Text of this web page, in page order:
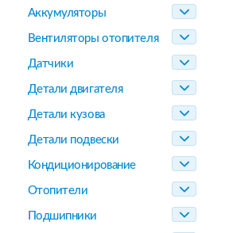
Аккумуляторы
Вентиляторы отопителя
Датчики
Детали двигателя
Детали кузова
Детали подвески
Кондиционирование
Отопители
Подшипники